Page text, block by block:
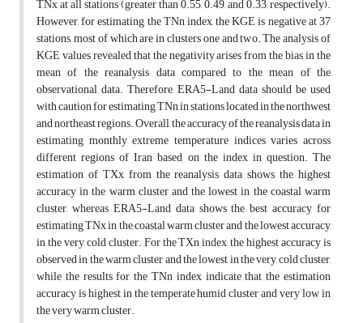
TNx at all stations (greater than 0.55, 0.49, and 0.33, respectively).
However, for estimating the TNn index, the KGE is negative at 37
stations, most of which are in clusters one and two. The analysis of
KGE values revealed that the negativity arises from the bias in the
mean of the reanalysis data compared to the mean of the
observational data. Therefore, ERA5-Land data should be used
with caution for estimating TNn in stations located in the northwest
and northeast regions. Overall, the accuracy of the reanalysis data in
estimating monthly extreme temperature indices varies across
different regions of Iran based on the index in question. The
estimation of TXx from the reanalysis data shows the highest
accuracy in the warm cluster and the lowest in the coastal warm
cluster, whereas ERA5-Land data shows the best accuracy for
estimating TNx in the coastal warm cluster and the lowest accuracy
in the very cold cluster. For the TXn index, the highest accuracy is
observed in the warm cluster and the lowest in the very cold cluster,
while the results for the TNn index indicate that the estimation
accuracy is highest in the temperate humid cluster and very low in
the very warm cluster.